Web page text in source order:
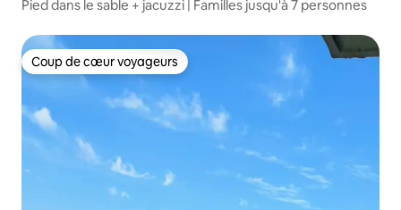
Pied dans le sable + jacuzzi | Familles jusqu'à 7 personnes
Coup de cœur voyageurs
Coup de cœur voyageurs